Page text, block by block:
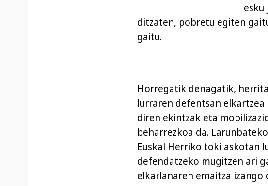
ditzaten, pobretu egiten
gaitu.
Horregatik denagatik,
lurraren defentsan
diren ekintzak eta
beharrezkoa da.
Euskal Herriko toki askotan
defendatzeko mugitzen ari
elkarlanaren emaitza izango